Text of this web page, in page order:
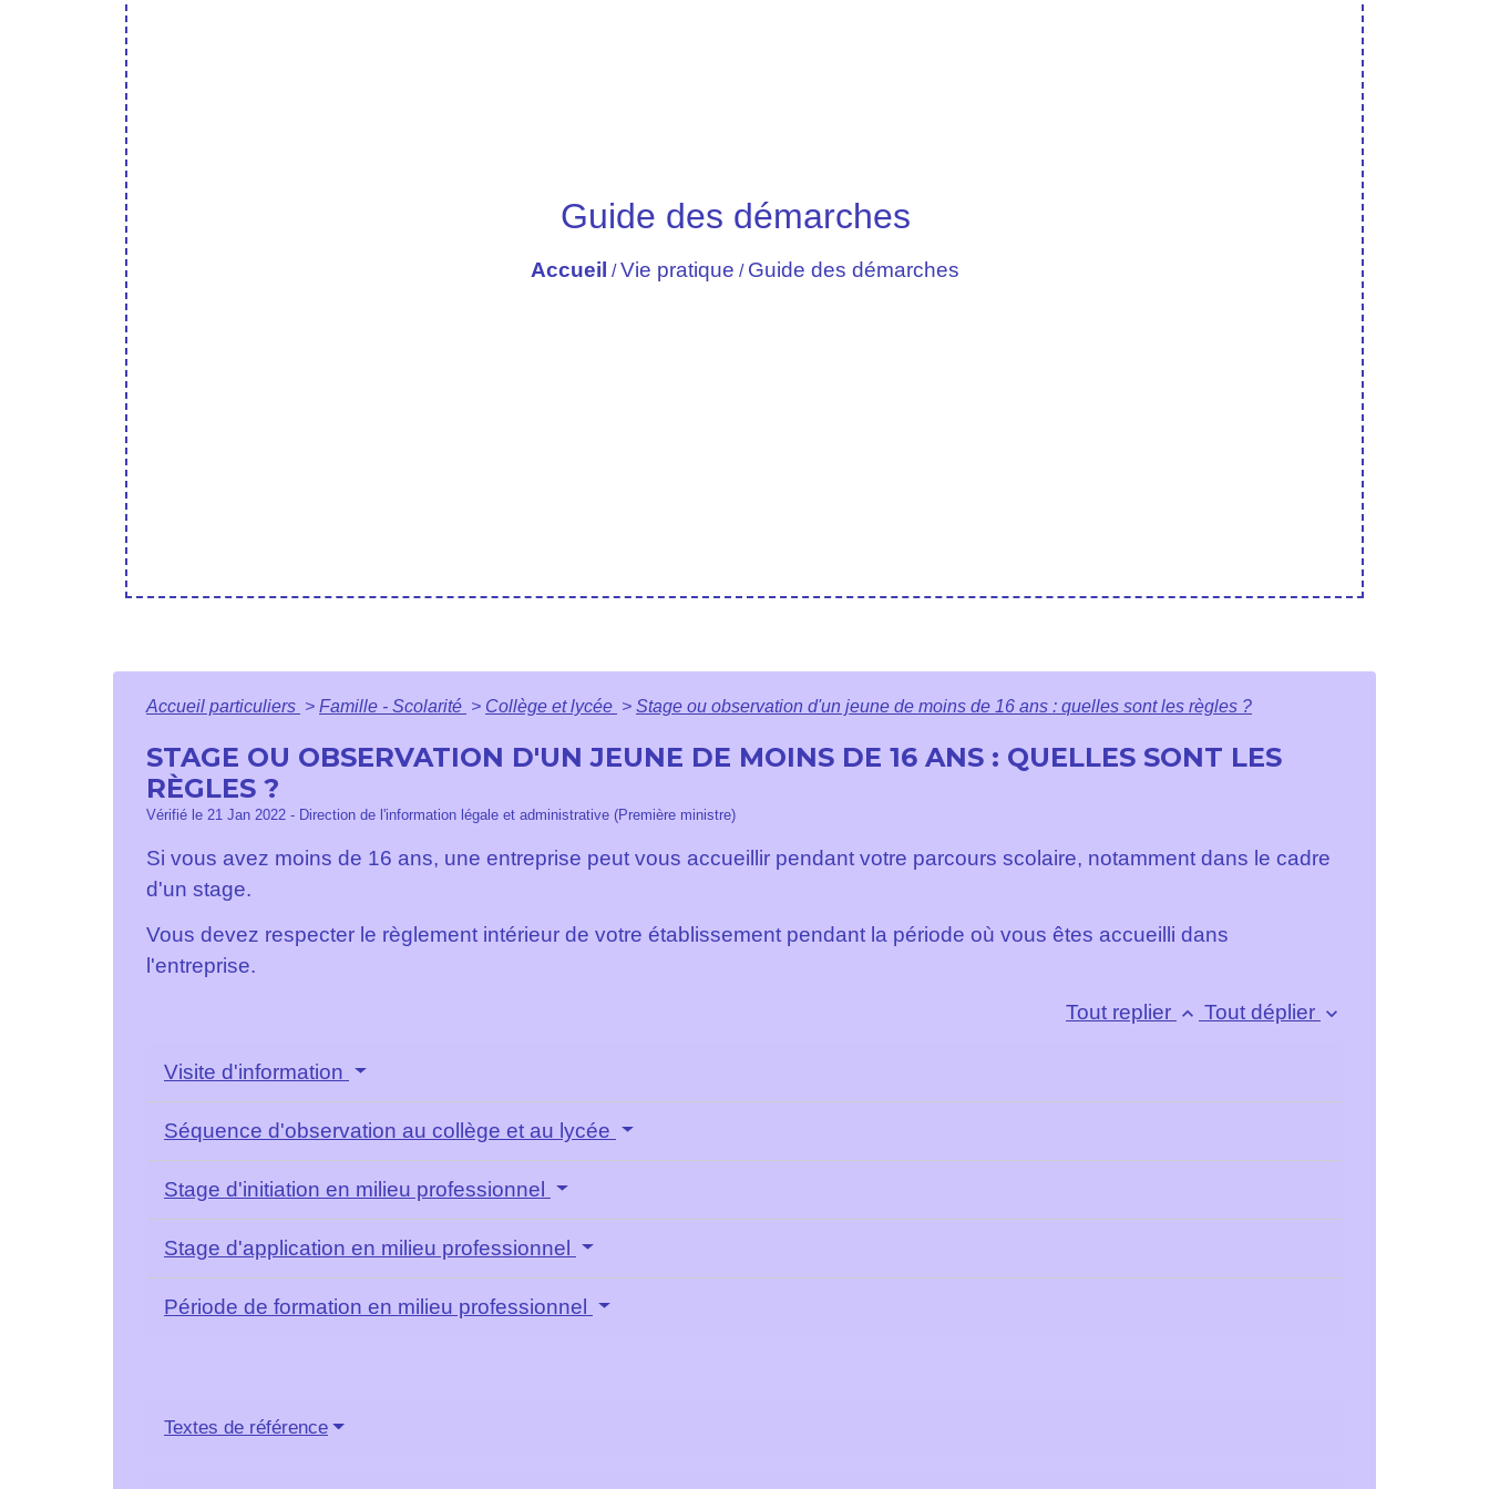
Guide des démarches
Accueil /Vie pratique / Guide des démarches
Accueil particuliers > Famille - Scolarité > Collège et lycée > Stage ou observation d'un jeune de moins de 16 ans : quelles sont les règles ?
STAGE OU OBSERVATION D'UN JEUNE DE MOINS DE 16 ANS : QUELLES SONT LES
RÈGLES ?
Vérifié le 21 Jan 2022 - Direction de l'information légale et administrative (Première ministre)
Si vous avez moins de 16 ans, une entreprise peut vous accueillir pendant votre parcours scolaire, notamment dans le cadre
d'un stage.
Vous devez respecter le règlement intérieur de votre établissement pendant la période où vous êtes accueilli dans
l'entreprise.
Tout replier keyboard_arrow_up Tout déplier keyboard_arrow_down
Visite d'information
Séquence d'observation au collège et au lycée
Stage d'initiation en milieu professionnel
Stage d'application en milieu professionnel
Période de formation en milieu professionnel
Textes de référence